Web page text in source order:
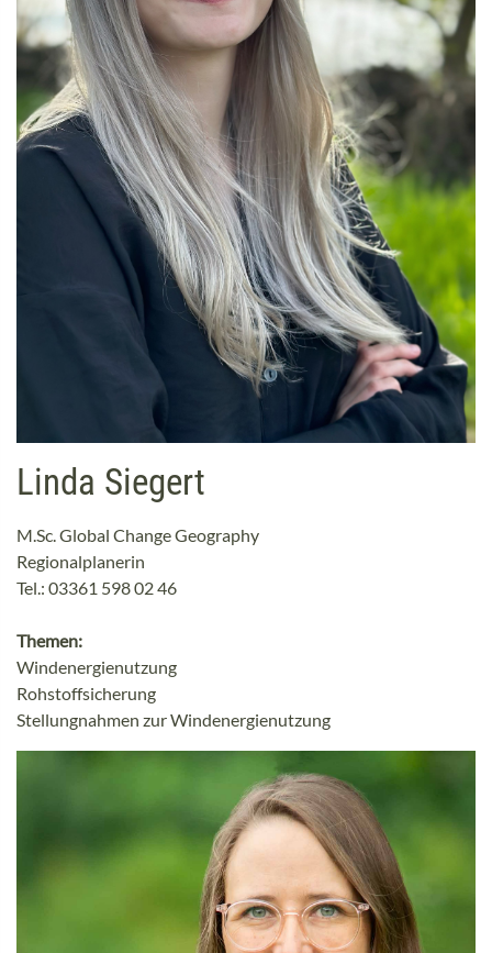
Linda Siegert
M.Sc. Global Change Geography
Regionalplanerin
Tel.: 03361 598 02 46
Themen:
Windenergienutzung
Rohstoffsicherung
Stellungnahmen zur Windenergienutzung